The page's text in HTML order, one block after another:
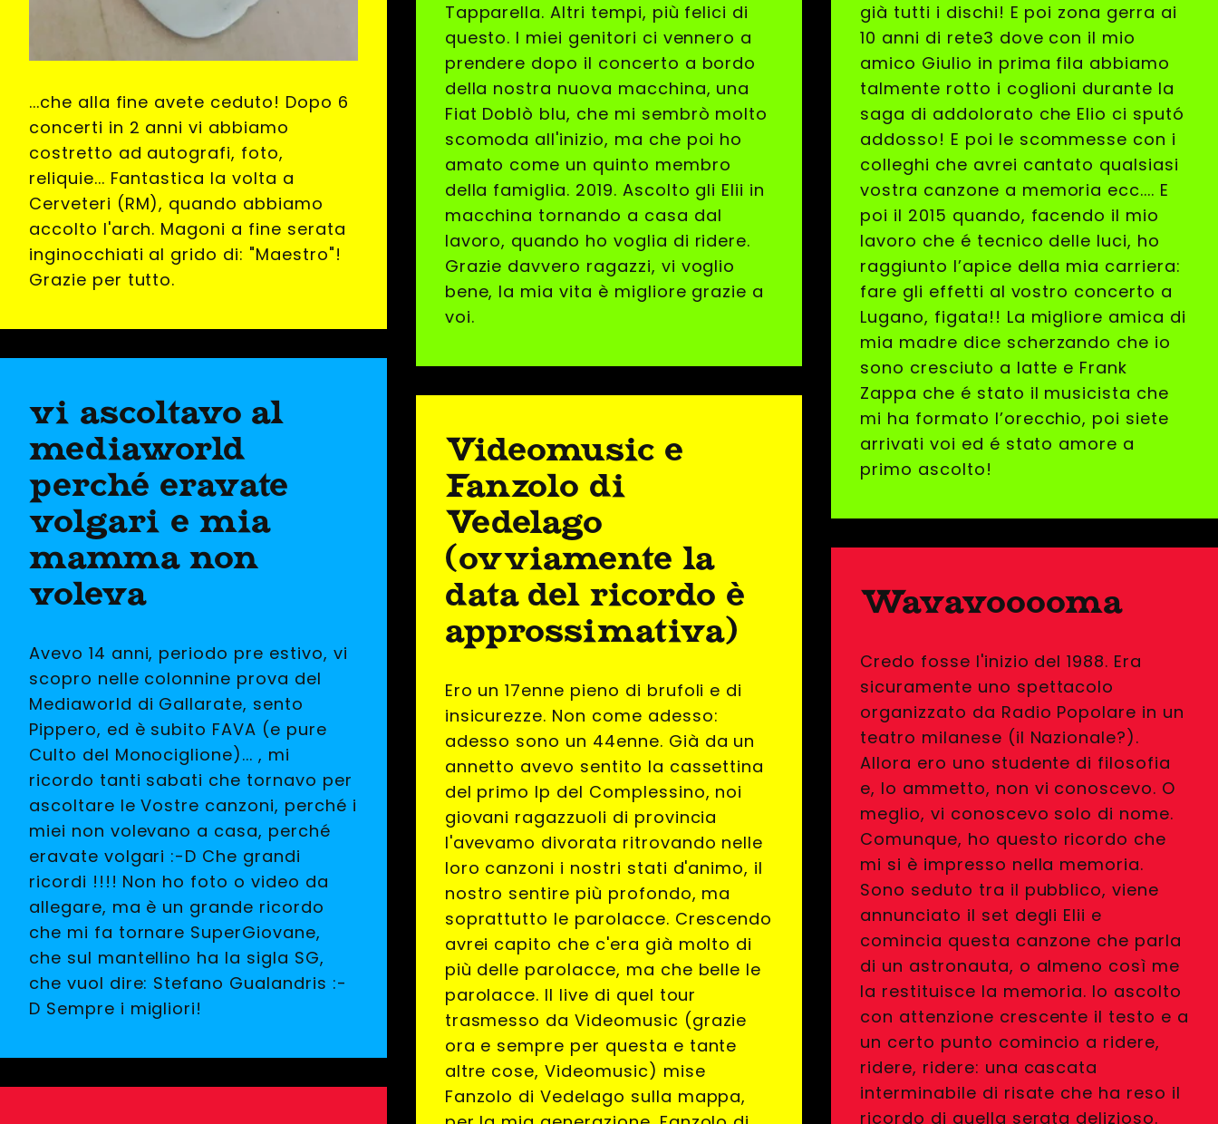
...che alla fine avete ceduto! Dopo 6
concerti in 2 anni vi abbiamo
costretto ad autografi, foto,
reliquie... Fantastica la volta a
Cerveteri (RM), quando abbiamo
accolto l'arch. Magoni a fine serata
inginocchiati al grido di: "Maestro"!
Grazie per tutto.
vi ascoltavo al
mediaworld
perché eravate
volgari e mia
mamma non
voleva
Avevo 14 anni, periodo pre estivo, vi
scopro nelle colonnine prova del
Mediaworld di Gallarate, sento
Pippero, ed è subito FAVA (e pure
Culto del Monociglione)... , mi
ricordo tanti sabati che tornavo per
ascoltare le Vostre canzoni, perché i
miei non volevano a casa, perché
eravate volgari :-D Che grandi
ricordi !!!! Non ho foto o video da
allegare, ma è un grande ricordo
che mi fa tornare SuperGiovane,
che sul mantellino ha la sigla SG,
che vuol dire: Stefano Gualandris :-
D Sempre i migliori!
Tapparella. Altri tempi, più felici di
questo. I miei genitori ci vennero a
prendere dopo il concerto a bordo
della nostra nuova macchina, una
Fiat Doblò blu, che mi sembrò molto
scomoda all'inizio, ma che poi ho
amato come un quinto membro
della famiglia. 2019. Ascolto gli Elii in
macchina tornando a casa dal
lavoro, quando ho voglia di ridere.
Grazie davvero ragazzi, vi voglio
bene, la mia vita è migliore grazie a
voi.
Videomusic e
Fanzolo di
Vedelago
(ovviamente la
data del ricordo è
approssimativa)
Ero un 17enne pieno di brufoli e di
insicurezze. Non come adesso:
adesso sono un 44enne. Già da un
annetto avevo sentito la cassettina
del primo lp del Complessino, noi
giovani ragazzuoli di provincia
l'avevamo divorata ritrovando nelle
loro canzoni i nostri stati d'animo, il
nostro sentire più profondo, ma
soprattutto le parolacce. Crescendo
avrei capito che c'era già molto di
più delle parolacce, ma che belle le
parolacce. Il live di quel tour
trasmesso da Videomusic (grazie
ora e sempre per questa e tante
altre cose, Videomusic) mise
Fanzolo di Vedelago sulla mappa,
già tutti i dischi! E poi zona gerra ai
10 anni di rete3 dove con il mio
amico Giulio in prima fila abbiamo
talmente rotto i coglioni durante la
saga di addolorato che Elio ci sputó
addosso! E poi le scommesse con i
colleghi che avrei cantato qualsiasi
vostra canzone a memoria ecc.... E
poi il 2015 quando, facendo il mio
lavoro che é tecnico delle luci, ho
raggiunto l’apice della mia carriera:
fare gli effetti al vostro concerto a
Lugano, figata!! La migliore amica di
mia madre dice scherzando che io
sono cresciuto a latte e Frank
Zappa che é stato il musicista che
mi ha formato l’orecchio, poi siete
arrivati voi ed é stato amore a
primo ascolto!
Wavavooooma
Credo fosse l'inizio del 1988. Era
sicuramente uno spettacolo
organizzato da Radio Popolare in un
teatro milanese (il Nazionale?).
Allora ero uno studente di filosofia
e, lo ammetto, non vi conoscevo. O
meglio, vi conoscevo solo di nome.
Comunque, ho questo ricordo che
mi si è impresso nella memoria.
Sono seduto tra il pubblico, viene
annunciato il set degli Elii e
comincia questa canzone che parla
di un astronauta, o almeno così me
la restituisce la memoria. Io ascolto
con attenzione crescente il testo e a
un certo punto comincio a ridere,
ridere, ridere: una cascata
interminabile di risate che ha reso il
ricordo di quella serata delizioso.